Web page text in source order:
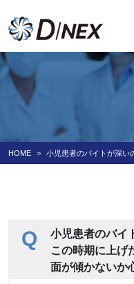
HOME 小児患者のバイトが深い
Q
小児患者のバイ
この時期に上げ
面が傾かないか